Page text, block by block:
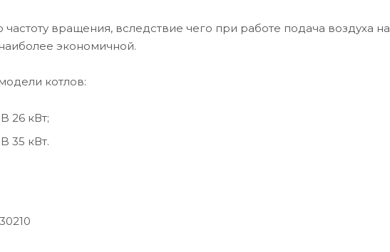
вращения, вследствие чего при работе подача воздуха на
экономичной.
котлов:
26 кВт;
35 кВт.